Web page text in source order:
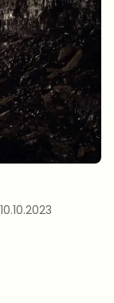
10.10.2023